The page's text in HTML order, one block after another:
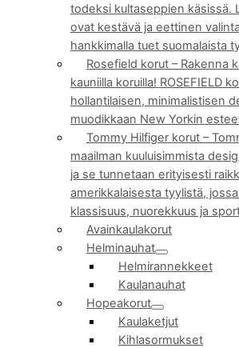
todeksi kultaseppien käsissä.
ovat kestävä ja eettinen
hankkimalla tuet suomalaista
Rosefield korut – Rakenna
kauniilla koruilla! ROSEFIELD
hollantilaisen, minimalistisen
muodikkaan New Yorkin
Tommy Hilfiger korut –
maailman kuuluisimmista
ja se tunnetaan erityisesti
amerikkalaisesta tyylistä,
klassisuus, nuorekkuus ja
Avainkaulakorut
Helminauhat
Helmirannekkeet
Kaulanauhat
Hopeakorut
Kaulaketjut
Kihlasormukset